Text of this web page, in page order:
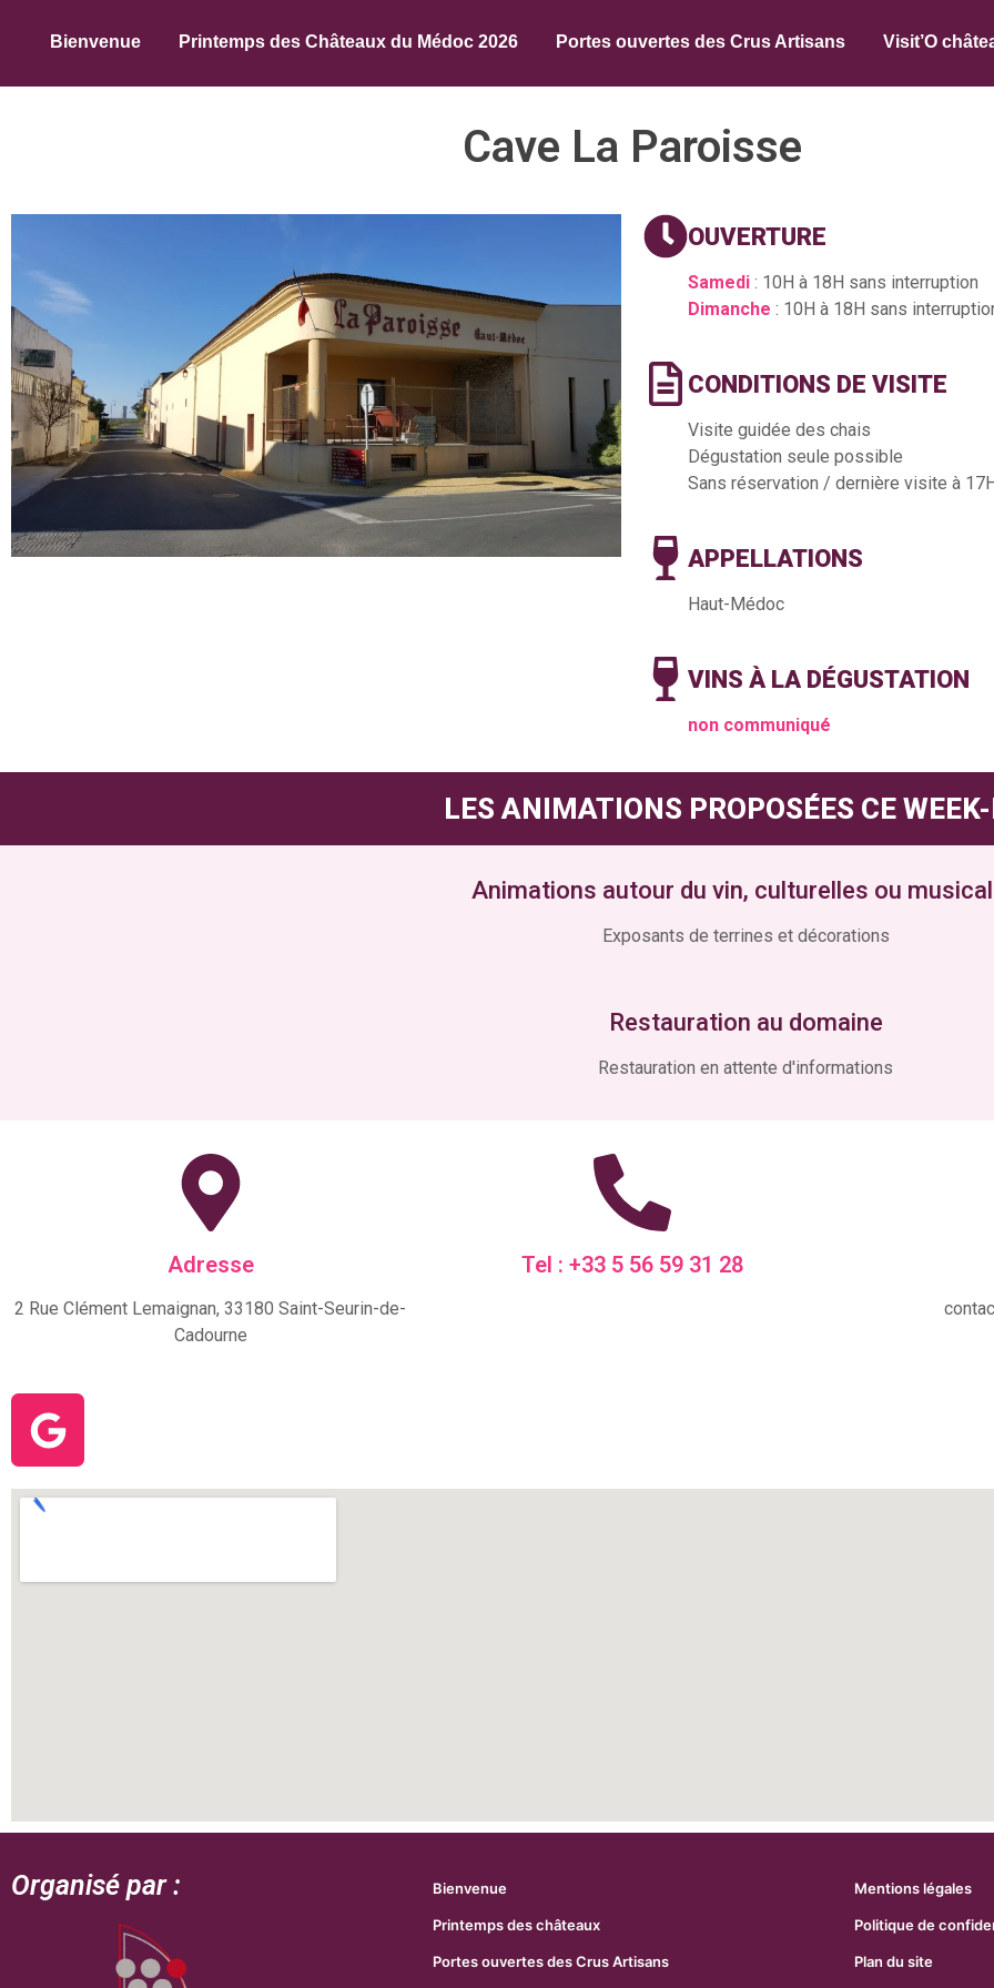
Bienvenue Printemps des Châteaux du Médoc 2026 Portes ouvertes des Crus Artisans Visit’O
Cave La Paroisse
OUVERTURE
Samedi : 10H à 18H sans interruption
Dimanche : 10H à 18H sans
CONDITIONS DE VISITE
Visite guidée des chais
Dégustation seule possible
Sans réservation / dernière visite à
APPELLATIONS
Haut-Médoc
VINS À LA DÉGUSTATION
non communiqué
LES ANIMATIONS PROPOSÉES CE
Animations autour du vin, culturelles ou
Exposants de terrines et décorations
Restauration au domaine
Restauration en attente d'informations
Adresse
2 Rue Clément Lemaignan, 33180 Saint-Seurin-de-
Cadourne
Tel : +33 5 56 59 31 28
Organisé par : Bienvenue
Printemps des châteaux
Portes ouvertes des Crus Artisans
Mentions légales
Politique de
Plan du site